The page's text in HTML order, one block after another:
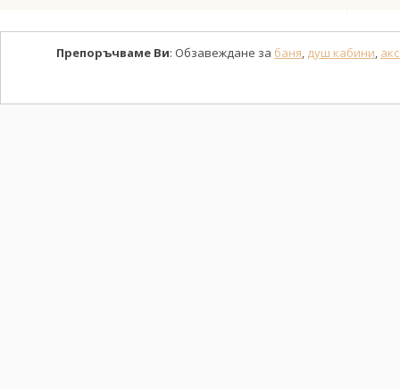
Препоръчваме Ви: Обзавеждане за баня, душ кабини,